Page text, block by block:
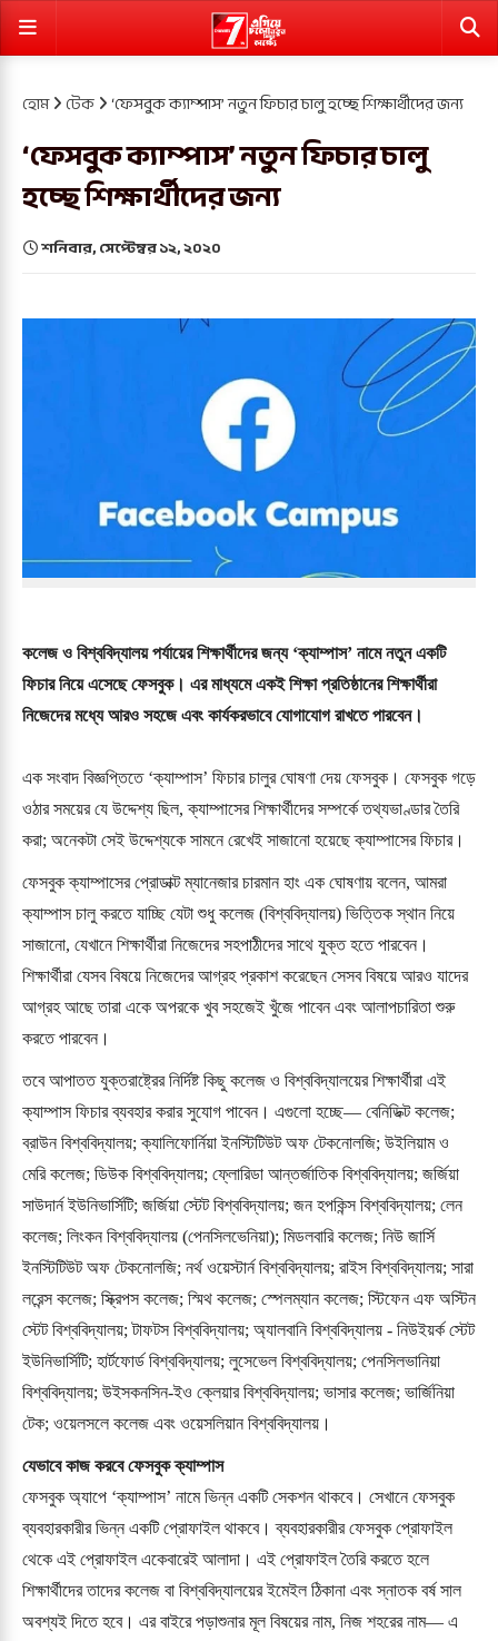
হোম টেক ‘ফেসবুক ক্যাম্পাস’ নতুন ফিচার চালু হচ্ছে শিক্ষার্থীদের জন্য
‘ফেসবুক ক্যাম্পাস’ নতুন ফিচার চালু
হচ্ছে শিক্ষার্থীদের জন্য
শনিবার, সেপ্টেম্বর ১২, ২০২০
কলেজ ও বিশ্ববিদ্যালয় পর্যায়ের শিক্ষার্থীদের জন্য ‘ক্যাম্পাস’ নামে নতুন একটি
ফিচার নিয়ে এসেছে ফেসবুক। এর মাধ্যমে একই শিক্ষা প্রতিষ্ঠানের শিক্ষার্থীরা
নিজেদের মধ্যে আরও সহজে এবং কার্যকরভাবে যোগাযোগ রাখতে পারবেন।
এক সংবাদ বিজ্ঞপ্তিতে ‘ক্যাম্পাস’ ফিচার চালুর ঘোষণা দেয় ফেসবুক। ফেসবুক গড়ে
ওঠার সময়ের যে উদ্দেশ্য ছিল, ক্যাম্পাসের শিক্ষার্থীদের সম্পর্কে তথ্যভাণ্ডার তৈরি
করা; অনেকটা সেই উদ্দেশ্যকে সামনে রেখেই সাজানো হয়েছে ক্যাম্পাসের ফিচার।
ফেসবুক ক্যাম্পাসের প্রোডাক্ট ম্যানেজার চারমান হাং এক ঘোষণায় বলেন, আমরা
ক্যাম্পাস চালু করতে যাচ্ছি যেটা শুধু কলেজ (বিশ্ববিদ্যালয়) ভিত্তিক স্থান নিয়ে
সাজানো, যেখানে শিক্ষার্থীরা নিজেদের সহপাঠীদের সাথে যুক্ত হতে পারবেন।
শিক্ষার্থীরা যেসব বিষয়ে নিজেদের আগ্রহ প্রকাশ করেছেন সেসব বিষয়ে আরও যাদের
আগ্রহ আছে তারা একে অপরকে খুব সহজেই খুঁজে পাবেন এবং আলাপচারিতা শুরু
করতে পারবেন।
তবে আপাতত যুক্তরাষ্ট্রের নির্দিষ্ট কিছু কলেজ ও বিশ্ববিদ্যালয়ের শিক্ষার্থীরা এই
ক্যাম্পাস ফিচার ব্যবহার করার সুযোগ পাবেন। এগুলো হচ্ছে— বেনিডিক্ট কলেজ;
ব্রাউন বিশ্ববিদ্যালয়; ক্যালিফোর্নিয়া ইনস্টিটিউট অফ টেকনোলজি; উইলিয়াম ও
মেরি কলেজ; ডিউক বিশ্ববিদ্যালয়; ফ্লোরিডা আন্তর্জাতিক বিশ্ববিদ্যালয়; জর্জিয়া
সাউদার্ন ইউনিভার্সিটি; জর্জিয়া স্টেট বিশ্ববিদ্যালয়; জন হপকিন্স বিশ্ববিদ্যালয়; লেন
কলেজ; লিংকন বিশ্ববিদ্যালয় (পেনসিলভেনিয়া); মিডলবারি কলেজ; নিউ জার্সি
ইনস্টিটিউট অফ টেকনোলজি; নর্থ ওয়েস্টার্ন বিশ্ববিদ্যালয়; রাইস বিশ্ববিদ্যালয়; সারা
লরেন্স কলেজ; স্ক্রিপস কলেজ; স্মিথ কলেজ; স্পেলম্যান কলেজ; স্টিফেন এফ অস্টিন
স্টেট বিশ্ববিদ্যালয়; টাফটস বিশ্ববিদ্যালয়; অ্যালবানি বিশ্ববিদ্যালয় - নিউইয়র্ক স্টেট
ইউনিভার্সিটি; হার্টফোর্ড বিশ্ববিদ্যালয়; লুসেভেল বিশ্ববিদ্যালয়; পেনসিলভানিয়া
বিশ্ববিদ্যালয়; উইসকনসিন-ইও ক্লেয়ার বিশ্ববিদ্যালয়; ভাসার কলেজ; ভার্জিনিয়া
টেক; ওয়েলসলে কলেজ এবং ওয়েসলিয়ান বিশ্ববিদ্যালয়।
যেভাবে কাজ করবে ফেসবুক ক্যাম্পাস
ফেসবুক অ্যাপে ‘ক্যাম্পাস’ নামে ভিন্ন একটি সেকশন থাকবে। সেখানে ফেসবুক
ব্যবহারকারীর ভিন্ন একটি প্রোফাইল থাকবে। ব্যবহারকারীর ফেসবুক প্রোফাইল
থেকে এই প্রোফাইল একেবারেই আলাদা। এই প্রোফাইল তৈরি করতে হলে
শিক্ষার্থীদের তাদের কলেজ বা বিশ্ববিদ্যালয়ের ইমেইল ঠিকানা এবং স্নাতক বর্ষ সাল
অবশ্যই দিতে হবে। এর বাইরে পড়াশুনার মূল বিষয়ের নাম, নিজ শহরের নাম— এ